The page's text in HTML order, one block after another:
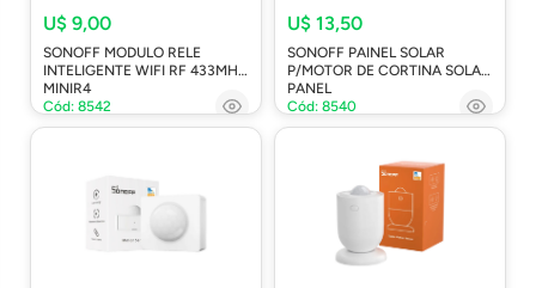
U$ 9,00
SONOFF MODULO RELE
INTELIGENTE WIFI RF 433MHZ
MINIR4
Cód: 8542
U$ 13,50
SONOFF PAINEL SOLAR
P/MOTOR DE CORTINA SOLAR
PANEL
Cód: 8540